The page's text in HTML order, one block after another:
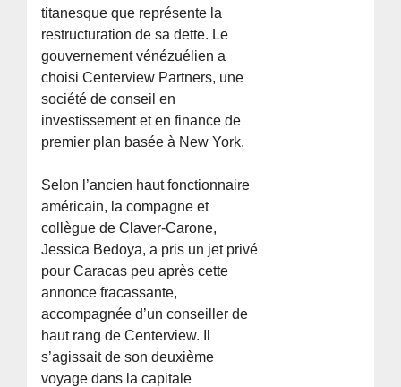
titanesque que représente la
restructuration de sa dette. Le
gouvernement vénézuélien a
choisi Centerview Partners, une
société de conseil en
investissement et en finance de
premier plan basée à New York.
Selon l’ancien haut fonctionnaire
américain, la compagne et
collègue de Claver-Carone,
Jessica Bedoya, a pris un jet privé
pour Caracas peu après cette
annonce fracassante,
accompagnée d’un conseiller de
haut rang de Centerview. Il
s’agissait de son deuxième
voyage dans la capitale